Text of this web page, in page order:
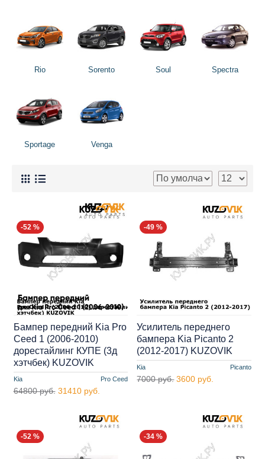
Rio Sorento Soul Spectra
Sportage Venga
-52 %
Kia Pro Ceed
Бампер передний Kia Pro
Ceed 1 (2006-2010)
дорестайлинг КУПЕ (3д
хэтчбек) KUZOVIK
64800 руб. 31410 руб.
-49 %
Kia Picanto
Усилитель переднего
бампера Kia Picanto 2
(2012-2017) KUZOVIK
7000 руб. 3600 руб.
-52 % -34 %